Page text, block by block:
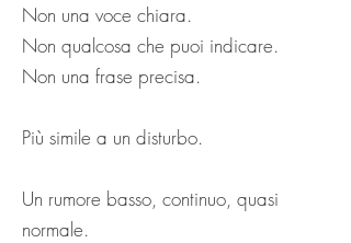
Non una voce chiara.
Non qualcosa che puoi indicare.
Non una frase precisa.
Più simile a un disturbo.
Un rumore basso, continuo, quasi
normale.